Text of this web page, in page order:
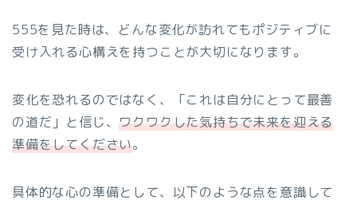
555を見た時は、どんな変化が訪れてもポジティブに
受け入れる心構えを持つことが大切になります。
変化を恐れるのではなく、「これは自分にとって最善
の道だ」と信じ、ワクワクした気持ちで未来を迎える
準備をしてください。
具体的な心の準備として、以下のような点を意識して